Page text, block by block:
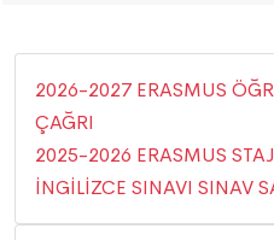
2026-2027 ERASMUS
ÇAĞRI
2025-2026 ERASMUS
İNGİLİZCE SINAVI SINAV